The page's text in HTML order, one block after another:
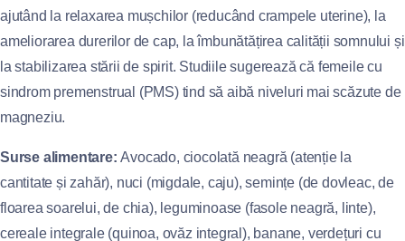
ajutând la relaxarea mușchilor (reducând crampele uterine), la
ameliorarea durerilor de cap, la îmbunătățirea calității somnului și
la stabilizarea stării de spirit. Studiile sugerează că femeile cu
sindrom premenstrual (PMS) tind să aibă niveluri mai scăzute de
magneziu.
Surse alimentare: Avocado, ciocolată neagră (atenție la
cantitate și zahăr), nuci (migdale, caju), semințe (de dovleac, de
floarea soarelui, de chia), leguminoase (fasole neagră, linte),
cereale integrale (quinoa, ovăz integral), banane, verdețuri cu